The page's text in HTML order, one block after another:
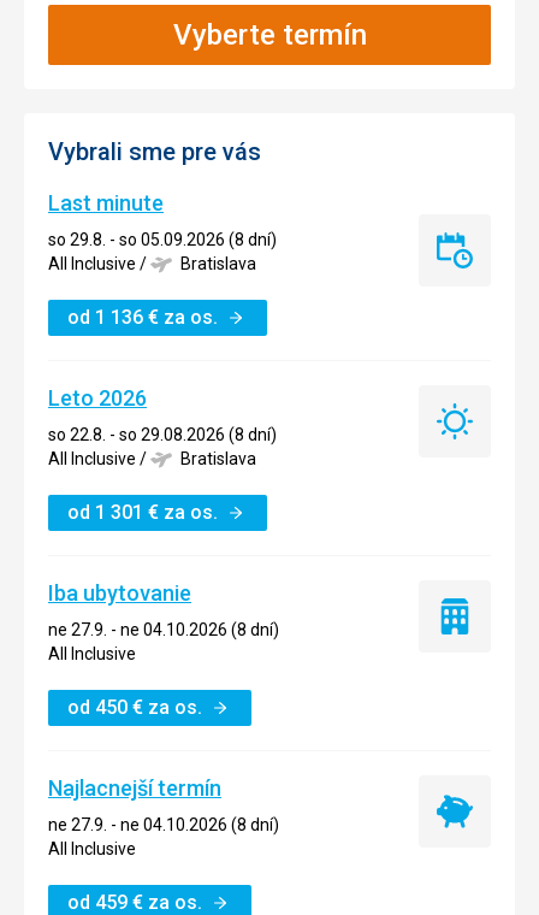
Vyberte termín
Vybrali sme pre vás
Last minute
so 29.8. - so 05.09.2026 (8 dní)
All Inclusive / Bratislava
od 1 136 € za os.
Last
Leto 2026
so 22.8. - so 29.08.2026 (8 dní)
All Inclusive / Bratislava
od 1 301 € za os.
Leto
Iba ubytovanie
ne 27.9. - ne 04.10.2026 (8 dní)
All Inclusive
od 450 € za os.
Iba
Najlacnejší termín
ne 27.9. - ne 04.10.2026 (8 dní)
All Inclusive
od 459 € za os.
Najlacnejší